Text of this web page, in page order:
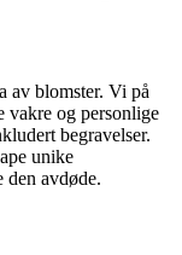
av blomster. Vi på
vakre og personlige
begravelser.
unike
den avdøde.